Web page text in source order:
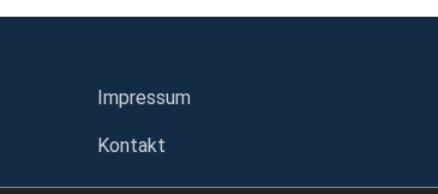
Impressum
Kontakt